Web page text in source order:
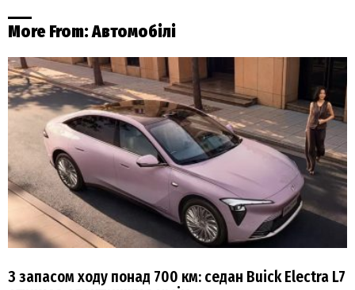
More From:Автомобілі
З запасом ходу понад 700 км: седан Buick Electra L7